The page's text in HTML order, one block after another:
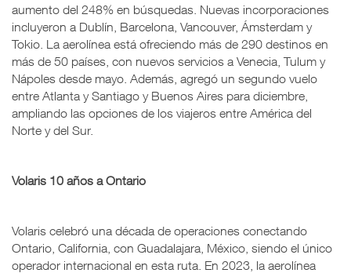
aumento del 248% en búsquedas. Nuevas incorporaciones
incluyeron a Dublín, Barcelona, Vancouver, Ámsterdam y
Tokio. La aerolínea está ofreciendo más de 290 destinos en
más de 50 países, con nuevos servicios a Venecia, Tulum y
Nápoles desde mayo. Además, agregó un segundo vuelo
entre Atlanta y Santiago y Buenos Aires para diciembre,
ampliando las opciones de los viajeros entre América del
Norte y del Sur.
Volaris 10 años a Ontario
Volaris celebró una década de operaciones conectando
Ontario, California, con Guadalajara, México, siendo el único
operador internacional en esta ruta. En 2023, la aerolínea